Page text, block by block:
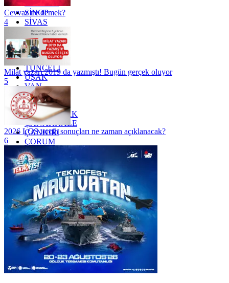
SAMSUN
SİNOP
SİVAS
SİİRT
TEKİRDAĞ
TOKAT
TRABZON
TUNCELİ
UŞAK
VAN
YALOVA
YOZGAT
ZONGULDAK
ÇANAKKALE
ÇANKIRI
ÇORUM
İSTANBUL
İZMİR
ŞANLIURFA
ŞIRNAK
Cevvaz ne demek?
4
Milat yazarı 2019 da yazmıştı! Bugün gerçek oluyor
5
2026 LGS tercih sonuçları ne zaman açıklanacak?
6